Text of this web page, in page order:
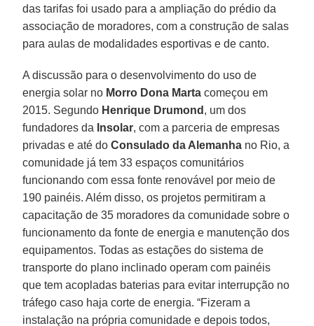
das tarifas foi usado para a ampliação do prédio da
associação de moradores, com a construção de salas
para aulas de modalidades esportivas e de canto.
A discussão para o desenvolvimento do uso de
energia solar no Morro Dona Marta começou em
2015. Segundo Henrique Drumond , um dos
fundadores da Insolar, com a parceria de empresas
privadas e até doConsulado da Alemanha no Rio, a
comunidade já tem 33 espaços comunitários
funcionando com essa fonte renovável por meio de
190 painéis. Além disso, os projetos permitiram a
capacitação de 35 moradores da comunidade sobre o
funcionamento da fonte de energia e manutenção dos
equipamentos. Todas as estações do sistema de
transporte do plano inclinado operam com painéis
que tem acopladas baterias para evitar interrupção no
tráfego caso haja corte de energia. “Fizeram a
instalação na própria comunidade e depois todos,